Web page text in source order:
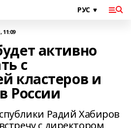
11:09
активно
с
кластеров и
России
Радий Хабиров
с директором